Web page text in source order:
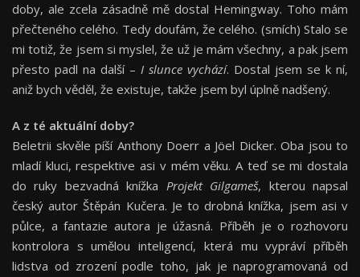
doby, ale zcela zásadně mě dostal Hemingway. Toho mám
přečteného celého. Tedy doufám, že celého. (smích) Stalo se
mi totiž, že jsem si myslel, že už je mám všechny, a pak jsem
přesto padl na další – I slunce vychází. Dostal jsem se k ní,
aniž bych věděl, že existuje, takže jsem byl úplně nadšený.
A z té aktuální doby?
Beletrii skvěle píší Anthony Doerr a Jöel Dicker. Oba jsou to
mladí kluci, respektive asi v mém věku. A teď se mi dostala
do ruky bezvadná knížka Projekt Gilgameš, kterou napsal
český autor Štěpán Kučera. Je to drobná knížka, jsem asi v
půlce, a fantazie autora je úžasná. Příběh je o rozhovoru
kontrolora s umělou inteligencí, která mu vypráví příběh
lidstva od zrození podle toho, jak je naprogramovaná od